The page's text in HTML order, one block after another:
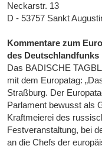
Neckarstr. 13
D - 53757 Sankt
Kommentare zum
des Deutschlandfunks
Das BADISCHE
mit dem Europatag:
Straßburg. Der
Parlament bewusst als
Kraftmeierei des
Festveranstaltung, bei
an die Chefs der